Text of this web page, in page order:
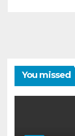
You missed